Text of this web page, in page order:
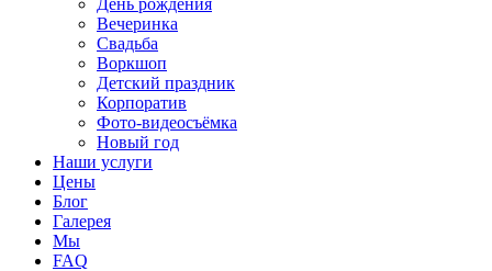
День рождения
Вечеринка
Свадьба
Воркшоп
Детский праздник
Корпоратив
Фото-видеосъёмка
Новый год
Наши услуги
Цены
Блог
Галерея
Мы
FAQ